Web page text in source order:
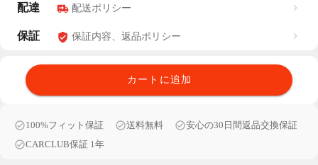
配達 配送ポリシー
保証 保証内容、返品ポリシー
カートに追加
100%フィット保証 送料無料
安心の30日間返品交換保証
CARCLUB保証 1年